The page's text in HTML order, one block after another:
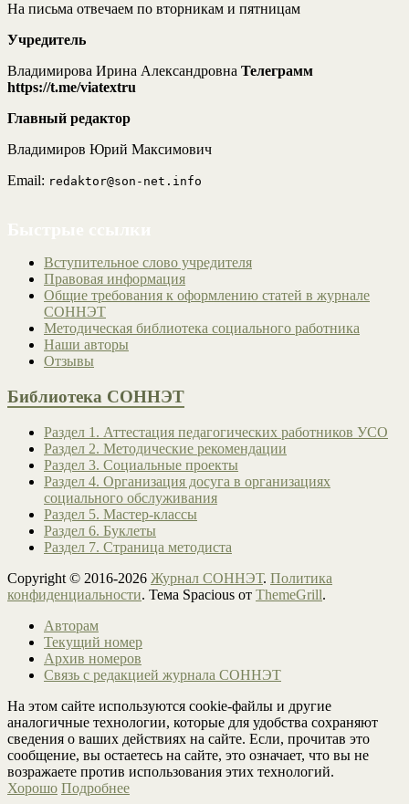
На письма отвечаем по вторникам и пятницам
Учредитель
Владимирова Ирина Александровна Телеграмм
https://t.me/viatextru
Главный редактор
Владимиров Юрий Максимович
Email: redaktor@son-net.info
Вступительное слово учредителя
Правовая информация
Общие требования к оформлению статей в журнале
СОННЭТ
Методическая библиотека социального работника
Наши авторы
Отзывы
Библиотека СОННЭТ
Раздел 1. Аттестация педагогических работников УСО
Раздел 2. Методические рекомендации
Раздел 3. Социальные проекты
Раздел 4. Организация досуга в организациях
социального обслуживания
Раздел 5. Мастер-классы
Раздел 6. Буклеты
Раздел 7. Страница методиста
Copyright © 2016-2026 Журнал СОННЭТ. Политика
конфиденциальности. Тема Spacious от ThemeGrill.
Авторам
Текущий номер
Архив номеров
Связь с редакцией журнала СОННЭТ
На этом сайте используются cookie-файлы и другие
аналогичные технологии, которые для удобства сохраняют
сведения о ваших действиях на сайте. Если, прочитав это
сообщение, вы остаетесь на сайте, это означает, что вы не
возражаете против использования этих технологий.
Хорошо Подробнее